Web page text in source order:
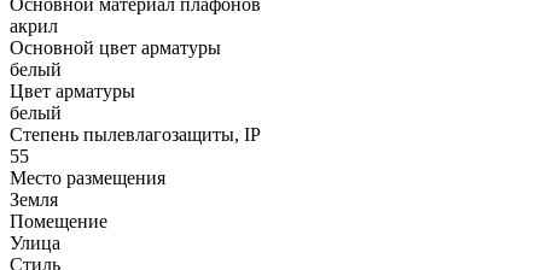
акрил
Основной цвет арматуры
белый
Цвет арматуры
белый
Степень пылевлагозащиты, IP
55
Место размещения
Земля
Помещение
Улица
Стиль